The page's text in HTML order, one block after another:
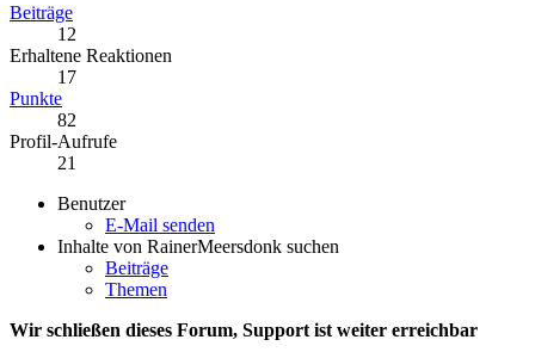
Beiträge
12
Erhaltene Reaktionen
17
Punkte
82
Profil-Aufrufe
21
Benutzer
E-Mail senden
Inhalte von RainerMeersdonk suchen
Beiträge
Themen
Wir schließen dieses Forum, Support ist weiter erreichbar